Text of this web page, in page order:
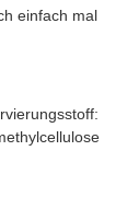
einfach mal